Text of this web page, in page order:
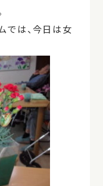
は、今日は女